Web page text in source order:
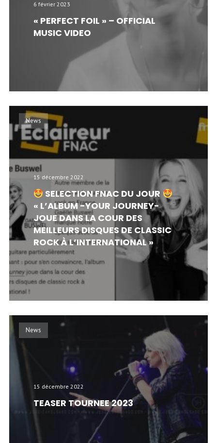
6 février 2023
« PERFECT FOIL » – OFFICIAL
MUSIC VIDEO
News
15 décembre 2022
SELECTION FNAC DU JOUR
« L’ALBUM -YOUR JOURNEY-
JOUE DANS LA COUR DES
MEILLEURS DISQUES DE CLASSIC
ROCK À L’INTERNATIONAL »
News
15 décembre 2022
TEASER TOURNEE 2023